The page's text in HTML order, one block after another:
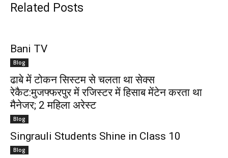
Related Posts
Bani TV
Blog
ढाबे में टोकन सिस्टम से चलता था सेक्स
रेकैट:मुजफ्फरपुर में रजिस्टर में हिसाब मेंटेन करता था
मैनेजर; 2 महिला अरेस्ट
Blog
Singrauli Students Shine in Class 10
Blog